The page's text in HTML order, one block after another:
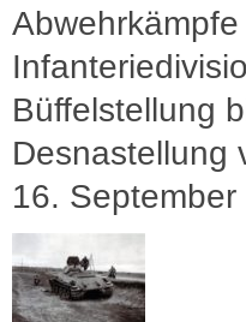
Büffelstellung
Desnastellung
16. September